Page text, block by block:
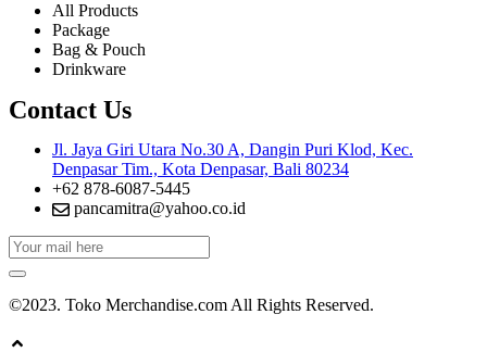
All Products
Package
Bag & Pouch
Drinkware
Contact Us
Jl. Jaya Giri Utara No.30 A, Dangin Puri Klod, Kec.
Denpasar Tim., Kota Denpasar, Bali 80234
+62 878-6087-5445
pancamitra@yahoo.co.id
©2023. Toko Merchandise.com All Rights Reserved.